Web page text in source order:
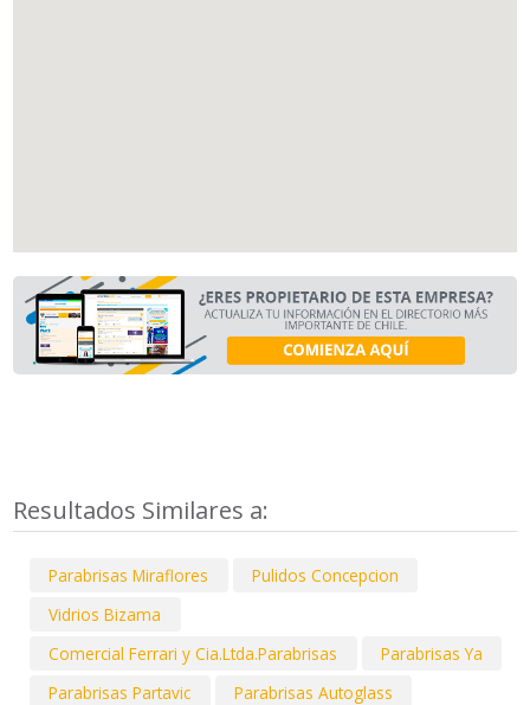
Resultados Similares a:
Parabrisas Miraflores
Pulidos Concepcion
Vidrios Bizama
Comercial Ferrari y Cia.Ltda.Parabrisas
Parabrisas Ya
Parabrisas Partavic
Parabrisas Autoglass